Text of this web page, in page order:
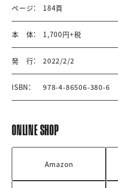
ページ： 184頁
本 体： 1,700円+税
発 行： 2022/2/2
ISBN： 978-4-86506-380-6
ONLINE SHOP
Amazon